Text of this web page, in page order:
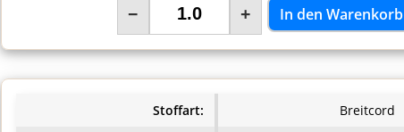
− + In den Warenkorb
Stoffart:
Breitcord